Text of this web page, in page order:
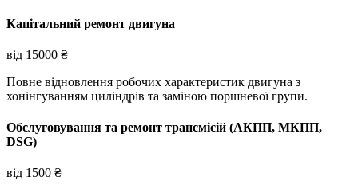
Капітальний ремонт двигуна
від 15000 ₴
Повне відновлення робочих характеристик двигуна з
хонінгуванням циліндрів та заміною поршневої групи.
Обслуговування та ремонт трансмісій (АКПП, МКПП,
DSG)
від 1500 ₴